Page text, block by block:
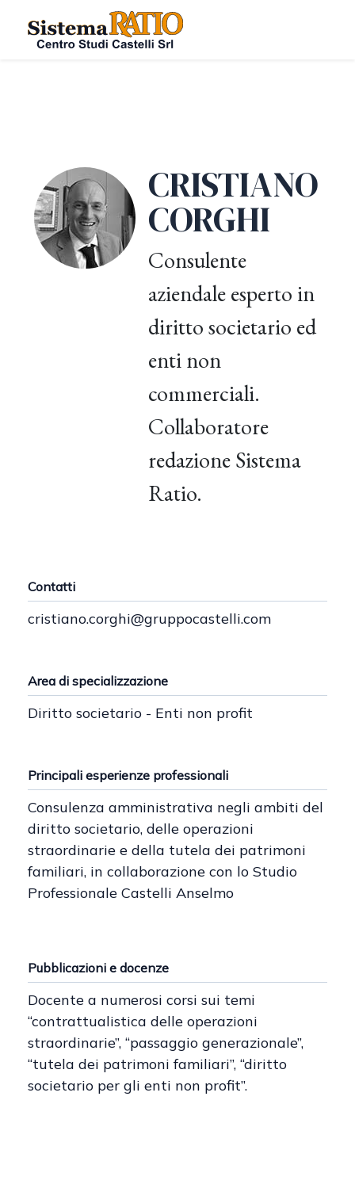
CRISTIANO
CORGHI
Consulente
aziendale esperto in
diritto societario ed
enti non
commerciali.
Collaboratore
redazione Sistema
Ratio.
Contatti
cristiano.corghi@gruppocastelli.com
Area di specializzazione
Diritto societario - Enti non profit
Principali esperienze professionali
Consulenza amministrativa negli ambiti del
diritto societario, delle operazioni
straordinarie e della tutela dei patrimoni
familiari, in collaborazione con lo Studio
Professionale Castelli Anselmo
Pubblicazioni e docenze
Docente a numerosi corsi sui temi
“contrattualistica delle operazioni
straordinarie”, “passaggio generazionale”,
“tutela dei patrimoni familiari”, “diritto
societario per gli enti non profit”.